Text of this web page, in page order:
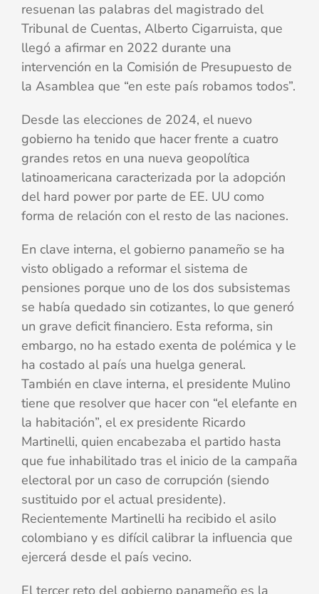
resuenan las palabras del magistrado del
Tribunal de Cuentas, Alberto Cigarruista, que
llegó a afirmar en 2022 durante una
intervención en la Comisión de Presupuesto de
la Asamblea que “en este país robamos todos”.
Desde las elecciones de 2024, el nuevo
gobierno ha tenido que hacer frente a cuatro
grandes retos en una nueva geopolítica
latinoamericana caracterizada por la adopción
del hard power por parte de EE. UU como
forma de relación con el resto de las naciones.
En clave interna, el gobierno panameño se ha
visto obligado a reformar el sistema de
pensiones porque uno de los dos subsistemas
se había quedado sin cotizantes, lo que generó
un grave deficit financiero. Esta reforma, sin
embargo, no ha estado exenta de polémica y le
ha costado al país una huelga general.
También en clave interna, el presidente Mulino
tiene que resolver que hacer con “el elefante en
la habitación”, el ex presidente Ricardo
Martinelli, quien encabezaba el partido hasta
que fue inhabilitado tras el inicio de la campaña
electoral por un caso de corrupción (siendo
sustituido por el actual presidente).
Recientemente Martinelli ha recibido el asilo
colombiano y es difícil calibrar la influencia que
ejercerá desde el país vecino.
El tercer reto del gobierno panameño es la